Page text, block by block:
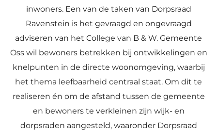
inwoners. Een van de taken van Dorpsraad
Ravenstein is het gevraagd en ongevraagd
adviseren van het College van B & W. Gemeente
Oss wil bewoners betrekken bij ontwikkelingen en
knelpunten in de directe woonomgeving, waarbij
het thema leefbaarheid centraal staat. Om dit te
realiseren én om de afstand tussen de gemeente
en bewoners te verkleinen zijn wijk- en
dorpsraden aangesteld, waaronder Dorpsraad